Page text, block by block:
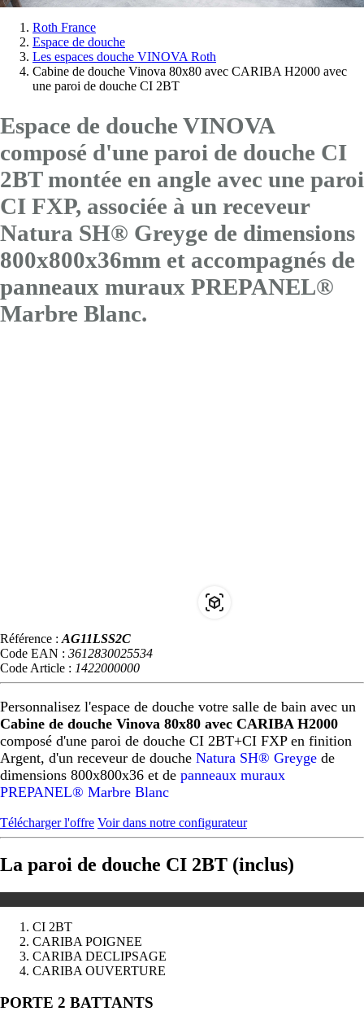
Vous
êtes
Roth France
Espace de douche
Les espaces douche VINOVA Roth
Cabine de douche Vinova 80x80 avec CARIBA H2000 avec
une paroi de douche CI 2BT
Espace de douche VINOVA
composé d'une paroi de douche CI
2BT montée en angle avec une paroi
CI FXP, associée à un receveur
Natura SH® Greyge de dimensions
800x800x36mm et accompagnés de
panneaux muraux PREPANEL®
Marbre Blanc.
Référence : AG11LSS2C
Code EAN : 3612830025534
Code Article : 1422000000
Personnalisez l'espace de douche votre salle de bain avec un
Cabine de douche Vinova 80x80 avec CARIBA H2000
composé d'une paroi de douche CI 2BT+CI FXP en finition
Argent, d'un receveur de douche Natura SH® Greyge de
dimensions 800x800x36 et de panneaux muraux
PREPANEL® Marbre Blanc
Télécharger l'offre Voir dans notre configurateur
La paroi de douche CI 2BT (inclus)
CI 2BT
CARIBA POIGNEE
CARIBA DECLIPSAGE
CARIBA OUVERTURE
Précédent
Suivant
PORTE 2 BATTANTS